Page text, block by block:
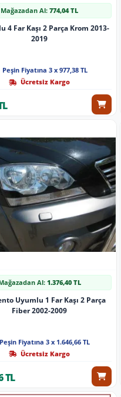
Mağazadan Al:774,04 TL
4 Far Kaşı 2 Parça Krom 2013-
2019
Peşin Fiyatına 3 x 977,38 TL
Ücretsiz Kargo
Al: 1.376,40 TL
Uyumlu 1 Far Kaşı 2 Parça
Fiber 2002-2009
Peşin Fiyatına 3 x 1.646,66 TL
Ücretsiz Kargo
TL